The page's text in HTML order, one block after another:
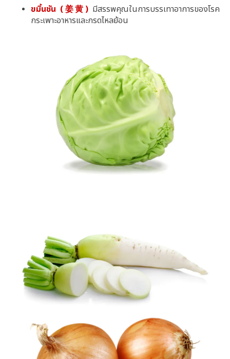
ขมิ้นชัน (姜黄) มีสรรพคุณในการบรรเทาอาการของโรค
กระเพาะอาหารและกรดไหลย้อน